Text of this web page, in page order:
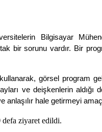
Bilgisayar
bir sorunu vardır. Bir
görsel program
ve deişkenlerin aldığı
anlaşılır hale getirmeyi
defa ziyaret edildi.